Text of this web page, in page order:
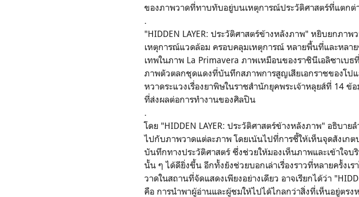
ของภาพวาดที่ทาบทับอยู่บนเหตุการณ์ประวัติศาสตร์ที่แตกต่
.
​"HIDDEN LAYER: ประวัติศาสตร์ข้างหลังภาพ" หยิบยกภา
เหตุการณ์แวดล้อม ครอบคลุมเหตุการณ์ หลายพื้นที่และหลาย
เทพในภาพ La Primavera ภาพเหมือนของราชินีเอลิซาเบ
ภาพตัวตลกชุดแดงที่บันทึกสภาพการสูญเสียเอกราชของโป
หวาดระแวงเรื่องยาพิษในราชสำนักยุคพระเจ้าหลุยส์ที่ 14
ที่ส่งผลต่อการทำงานของศิลปิน
.
โดย "HIDDEN LAYER: ประวัติศาสตร์ข้างหลังภาพ" อธิบา
ไปกับภาพวาดแต่ละภาพ โดยเน้นไปที่การชี้ให้เห็นจุดสังเก
บันทึกทางประวัติศาสตร์ ซึ่งช่วยให้มองเห็นภาพและเข้าใจ
นั้น ๆ ได้ดียิ่งขึ้น อีกทั้งยังช่วยบอกเล่าเรื่องราวที่หลายครั้งเ
วาดในสถานที่จัดแสดงเพียงอย่างเดียว อาจเรียกได้ว่า
คือ การนำพาผู้อ่านและผู้ชมให้ไปได้ไกลกว่าสิ่งที่เห็นอยู่ตรง